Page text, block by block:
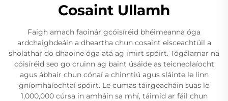
Cosaint Ullamh
Faigh amach faoinár gcóisíréid bhéimeanna óga
ardchaighdeáin a dheartha chun cosaint eisceachtúil a
sholáthar do dhaoine óga atá ag imirt spóirt. Tógálamar na
cóisíréid seo go cruinn ag baint úsáide as teicneolaíocht
agus ábhair chun cónaí a chinntiú agus sláinte le linn
gníomhaíochtaí spóirt. Le cumas táirgeacháin suas le
1,000,000 cúrsa in amháin sa mhí, táimid ar fáil chun